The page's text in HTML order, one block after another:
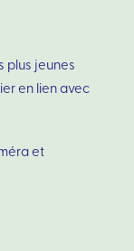
plus jeunes
en lien avec
et